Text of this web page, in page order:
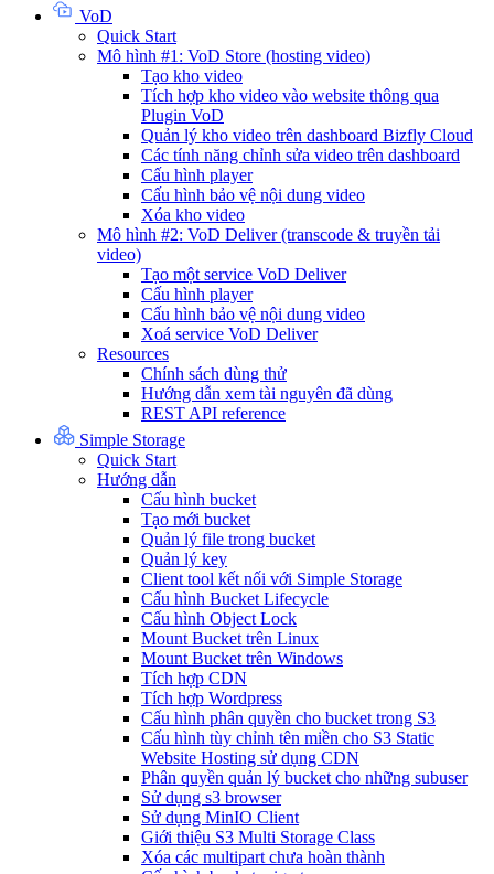
VoD
Quick Start
Mô hình #1: VoD Store (hosting video)
Tạo kho video
Tích hợp kho video vào website thông qua
Plugin VoD
Quản lý kho video trên dashboard Bizfly Cloud
Các tính năng chỉnh sửa video trên dashboard
Cấu hình player
Cấu hình bảo vệ nội dung video
Xóa kho video
Mô hình #2: VoD Deliver (transcode & truyền tải
video)
Tạo một service VoD Deliver
Cấu hình player
Cấu hình bảo vệ nội dung video
Xoá service VoD Deliver
Resources
Chính sách dùng thử
Hướng dẫn xem tài nguyên đã dùng
REST API reference
Simple Storage
Quick Start
Hướng dẫn
Cấu hình bucket
Tạo mới bucket
Quản lý file trong bucket
Quản lý key
Client tool kết nối với Simple Storage
Cấu hình Bucket Lifecycle
Cấu hình Object Lock
Mount Bucket trên Linux
Mount Bucket trên Windows
Tích hợp CDN
Tích hợp Wordpress
Cấu hình phân quyền cho bucket trong S3
Cấu hình tùy chỉnh tên miền cho S3 Static
Website Hosting sử dụng CDN
Phân quyền quản lý bucket cho những subuser
Sử dụng s3 browser
Sử dụng MinIO Client
Giới thiệu S3 Multi Storage Class
Xóa các multipart chưa hoàn thành